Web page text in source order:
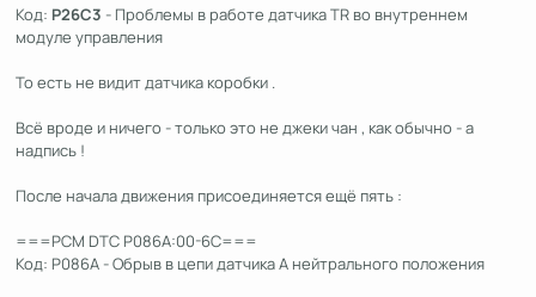
Код: P26C3 - Проблемы в работе датчика TR во внутреннем
модуле управления
То есть не видит датчика коробки .
Всё вроде и ничего - только это не джеки чан , как обычно - а
надпись !
После начала движения присоединяется ещё пять :
===PCM DTC P086A:00-6C===
Код: P086A - Обрыв в цепи датчика A нейтрального положения